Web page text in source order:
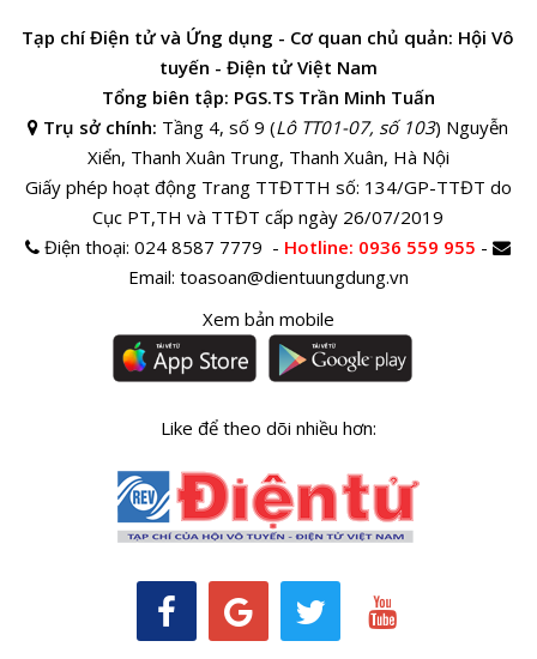
Tạp chí Điện tử và Ứng dụng - Cơ quan chủ quản: Hội Vô
tuyến - Điện tử Việt Nam
Tổng biên tập: PGS.TS Trần Minh Tuấn
Trụ sở chính: Tầng 4, số 9 (Lô TT01-07, số 103) Nguyễn
Xiển, Thanh Xuân Trung, Thanh Xuân, Hà Nội
Giấy phép hoạt động Trang TTĐTTH số: 134/GP-TTĐT do
Cục PT,TH và TTĐT cấp ngày 26/07/2019
Điện thoại:024 8587 7779 - Hotline: 0936 559 955 -
Email: toasoan@dientuungdung.vn
Xem bản mobile
Like để theo dõi nhiều hơn: